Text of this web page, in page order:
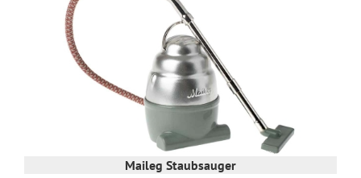
Maileg Staubsauger